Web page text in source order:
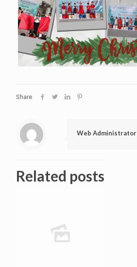
Share
Web Administrator
Related posts